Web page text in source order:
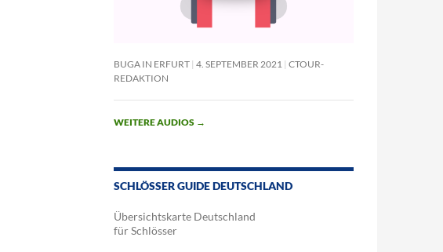
BUGA IN ERFURT 4. SEPTEMBER 2021
CTOUR-
REDAKTION
WEITERE AUDIOS →
SCHLÖSSER GUIDE DEUTSCHLAND
Übersichtskarte Deutschland
für Schlösser